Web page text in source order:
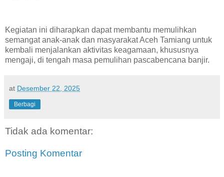
Kegiatan ini diharapkan dapat membantu memulihkan
semangat anak-anak dan masyarakat Aceh Tamiang untuk
kembali menjalankan aktivitas keagamaan, khususnya
mengaji, di tengah masa pemulihan pascabencana banjir.
at Desember 22, 2025
Berbagi
Tidak ada komentar:
Posting Komentar